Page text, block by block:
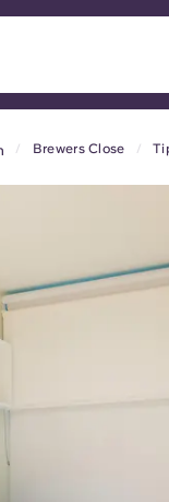
una
VCARB impulsa
para los
(US)
Brewers Close